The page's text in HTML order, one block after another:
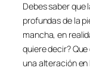
Debes saber que
profundas de la
mancha, en
quiere decir?
una alteración en